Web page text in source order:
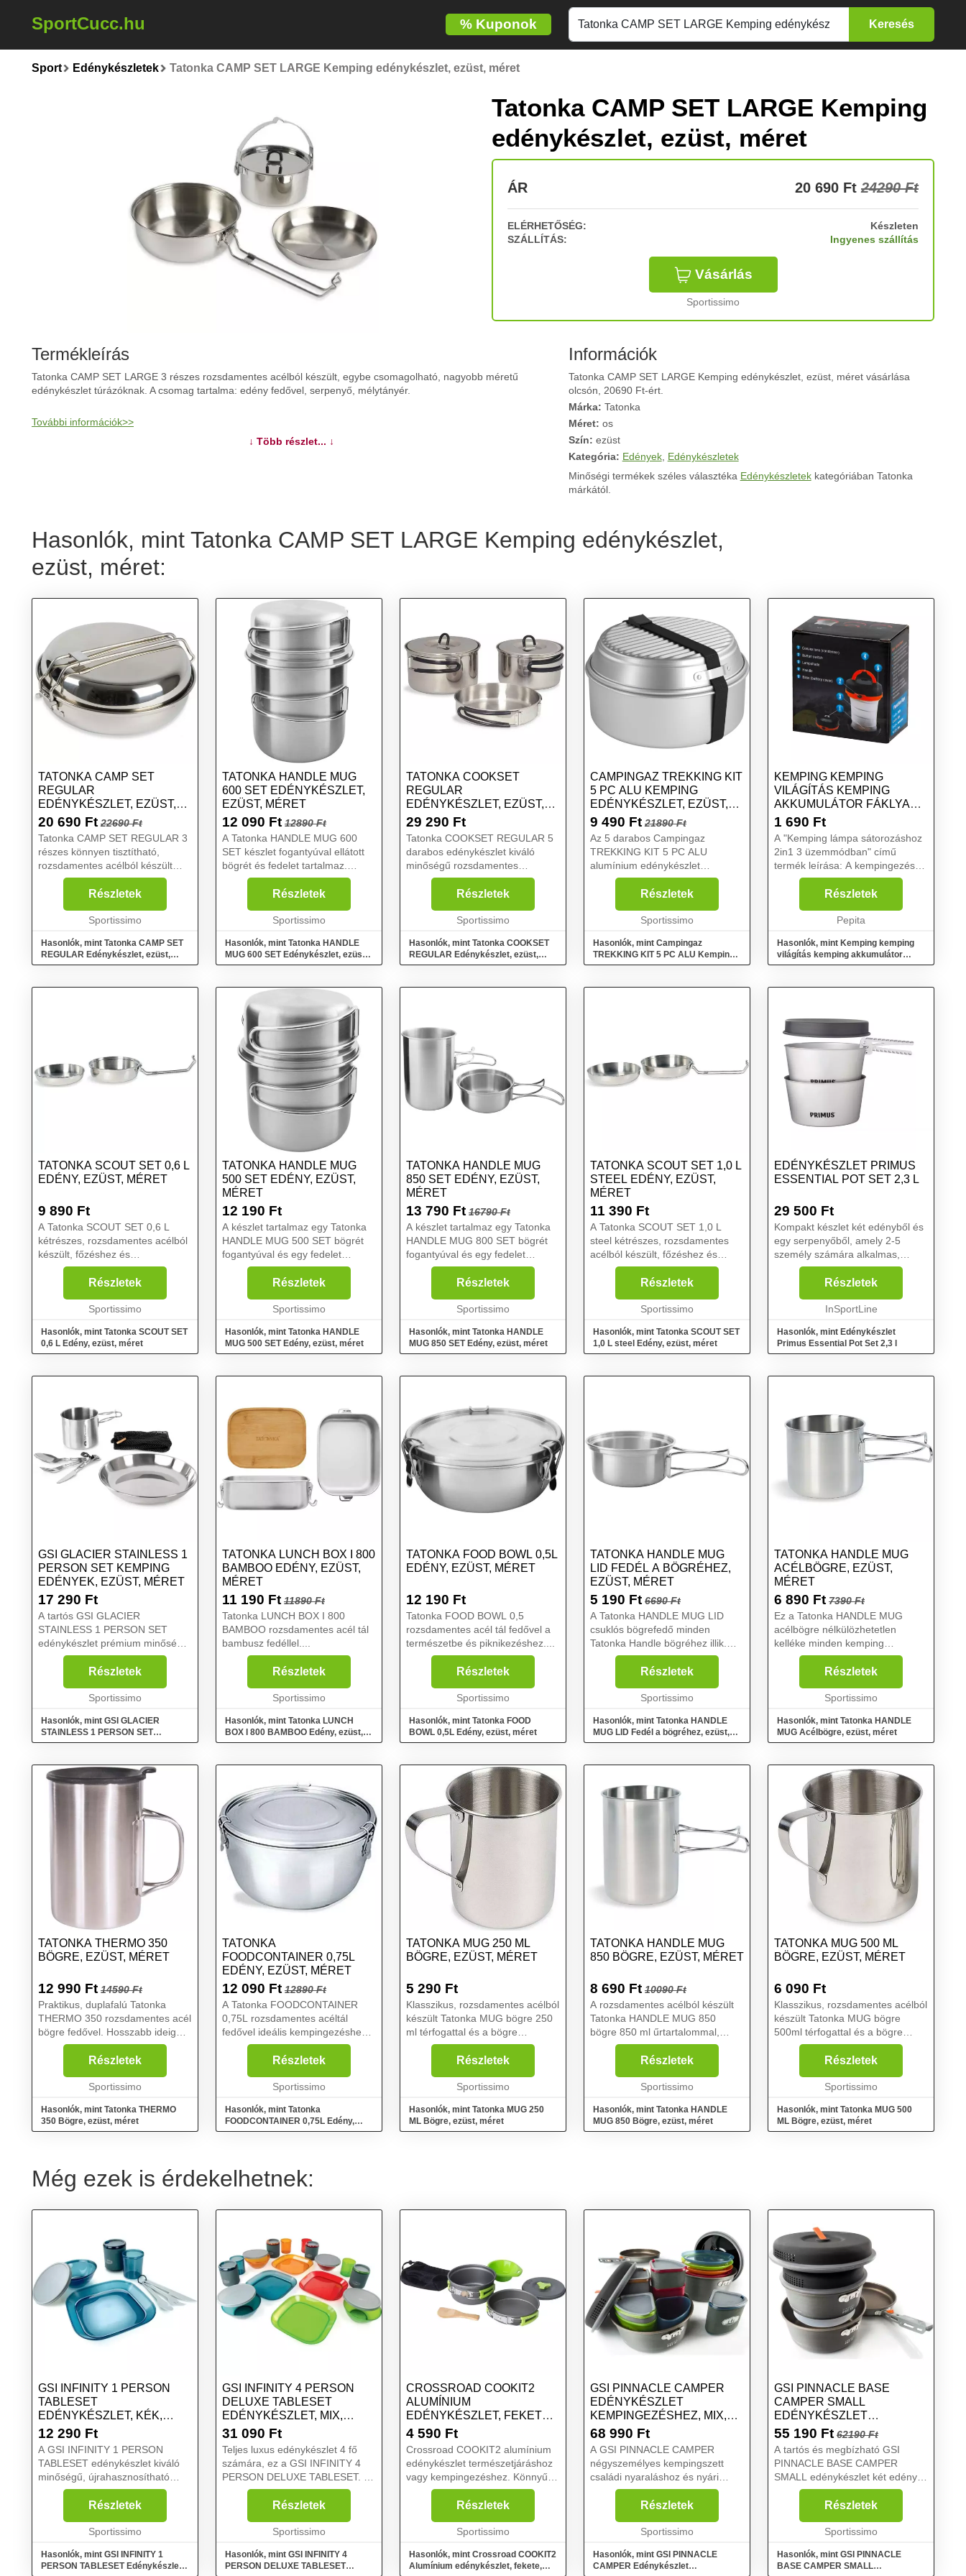
SportCucc.hu %Kuponok
Sport Edénykészletek Tatonka CAMP SET LARGE Kemping edénykészlet, ezüst, méret
Tatonka CAMP SET LARGE Kemping
edénykészlet, ezüst, méret
ÁR 20 690 Ft 24290 Ft
ELÉRHETŐSÉG:
Készleten
SZÁLLÍTÁS:
Ingyenes szállítás
Vásárlás
Sportissimo
Termékleírás
Tatonka CAMP SET LARGE 3 részes rozsdamentes acélból készült, egybe csomagolható, nagyobb méretű
edénykészlet túrázóknak. A csomag tartalma: edény fedővel, serpenyő, mélytányér.
További információk>>
↓ Több részlet... ↓
Információk
Tatonka CAMP SET LARGE Kemping edénykészlet, ezüst, méret vásárlása
olcsón, 20690 Ft-ért.
Márka: Tatonka
Méret: os
Szín: ezüst
Kategória: Edények, Edénykészletek
Minőségi termékek széles választéka Edénykészletekkategóriában Tatonka
márkától.
Hasonlók, mint Tatonka CAMP SET LARGE Kemping edénykészlet,
ezüst, méret:
TATONKA CAMP SET
REGULAR
EDÉNYKÉSZLET, EZÜST,
MÉRET
20 690 Ft 22690 Ft
Tatonka CAMP SET REGULAR 3
részes könnyen tisztítható,
rozsdamentes acélból készült
egybe csomagolható
edénykészlet túrázóknak. A
csomag tartalma: edény fedővel,
serpenyő, mélytányér....
Részletek
Sportissimo
Hasonlók, mint Tatonka CAMP SET
REGULAR Edénykészlet, ezüst,
méret
TATONKA HANDLE MUG
600 SET EDÉNYKÉSZLET,
EZÜST, MÉRET
12 090 Ft 12890 Ft
A Tatonka HANDLE MUG 600
SET készlet fogantyúval ellátott
bögrét és fedelet tartalmaz.
Űrtartalom: 0,6 liter. Súly: 295
gramm. Anyag: rozsdamentes
acél 18/8....
Részletek
Sportissimo
Hasonlók, mint Tatonka HANDLE
MUG 600 SET Edénykészlet, ezüst,
méret
TATONKA COOKSET
REGULAR
EDÉNYKÉSZLET, EZÜST,
MÉRET
29 290 Ft
Tatonka COOKSET REGULAR 5
darabos edénykészlet kiváló
minőségű rozsdamentes
acélból....
Részletek
Sportissimo
Hasonlók, mint Tatonka COOKSET
REGULAR Edénykészlet, ezüst,
méret
CAMPINGAZ TREKKING KIT
5 PC ALU KEMPING
EDÉNYKÉSZLET, EZÜST,
MÉRET
9 490 Ft 21890 Ft
Az 5 darabos Campingaz
TREKKING KIT 5 PC ALU
alumínium edénykészlet
kempingezéshez alkalmas. Ez a
praktikus készlet két fazekat, egy
serpenyőt, egy fedelet, egy
fogantyút és egy hevedert
Részletek
Sportissimo
Hasonlók, mint Campingaz
TREKKING KIT 5 PC ALU Kemping
edénykészlet, ezüst, méret
KEMPING KEMPING
VILÁGÍTÁS KEMPING
AKKUMULÁTOR FÁKLYA
2IN1 3 ÜZEMMÓDOK
1 690 Ft
A "Kemping lámpa sátorozáshoz
2in1 3 üzemmódban" című
termék leírása: A kempingezés
izgalmas és nyugodt
tevékenység, de amikor
besötétedik, nehéz megtalálni a
sátrat. Ebben a helyzetben egy
Részletek
Pepita
Hasonlók, mint Kemping kemping
világítás kemping akkumulátor
fáklya 2in1 3 üzemmódok
TATONKA SCOUT SET 0,6 L
EDÉNY, EZÜST, MÉRET
9 890 Ft
A Tatonka SCOUT SET 0,6 L
kétrészes, rozsdamentes acélból
készült, főzéshez és
ételtároláshoz használható szett
egy tálként is használható fedeles
edényből áll....
Részletek
Sportissimo
Hasonlók, mint Tatonka SCOUT SET
0,6 L Edény, ezüst, méret
TATONKA HANDLE MUG
500 SET EDÉNY, EZÜST,
MÉRET
12 190 Ft
A készlet tartalmaz egy Tatonka
HANDLE MUG 500 SET bögrét
fogantyúval és egy fedelet
fogantyúval....
Részletek
Sportissimo
Hasonlók, mint Tatonka HANDLE
MUG 500 SET Edény, ezüst, méret
TATONKA HANDLE MUG
850 SET EDÉNY, EZÜST,
MÉRET
13 790 Ft 16790 Ft
A készlet tartalmaz egy Tatonka
HANDLE MUG 800 SET bögrét
fogantyúval és egy fedelet
fogantyúval....
Részletek
Sportissimo
Hasonlók, mint Tatonka HANDLE
MUG 850 SET Edény, ezüst, méret
TATONKA SCOUT SET 1,0 L
STEEL EDÉNY, EZÜST,
MÉRET
11 390 Ft
A Tatonka SCOUT SET 1,0 L
steel kétrészes, rozsdamentes
acélból készült, főzéshez és
ételtároláshoz használható szett
egy tálként is használható fedeles
edényből áll....
Részletek
Sportissimo
Hasonlók, mint Tatonka SCOUT SET
1,0 L steel Edény, ezüst, méret
EDÉNYKÉSZLET PRIMUS
ESSENTIAL POT SET 2,3 L
29 500 Ft
Kompakt készlet két edényből és
egy serpenyőből, amely 2-5
személy számára alkalmas,
kültéri használatra készült..
A Primus Essential Pot Set 2,3 l
edénykészlet két edényből és egy
serpenyőből áll, am...
Részletek
InSportLine
Hasonlók, mint Edénykészlet
Primus Essential Pot Set 2,3 l
GSI GLACIER STAINLESS 1
PERSON SET KEMPING
EDÉNYEK, EZÜST, MÉRET
17 290 Ft
A tartós GSI GLACIER
STAINLESS 1 PERSON SET
edénykészlet prémium minőségű
rozsdamentes acélból készült
mélytányért, evőeszközöket és
bögrét tartalmaz. További előnyei
közé tartozik, hogy
Részletek
Sportissimo
Hasonlók, mint GSI GLACIER
STAINLESS 1 PERSON SET
Kemping edények, ezüst, méret
TATONKA LUNCH BOX I 800
BAMBOO EDÉNY, EZÜST,
MÉRET
11 190 Ft 11890 Ft
Tatonka LUNCH BOX I 800
BAMBOO rozsdamentes acél tál
bambusz fedéllel....
Részletek
Sportissimo
Hasonlók, mint Tatonka LUNCH
BOX I 800 BAMBOO Edény, ezüst,
méret
TATONKA FOOD BOWL 0,5L
EDÉNY, EZÜST, MÉRET
12 190 Ft
Tatonka FOOD BOWL 0,5
rozsdamentes acél tál fedővel a
természetbe és piknikezéshez....
Részletek
Sportissimo
Hasonlók, mint Tatonka FOOD
BOWL 0,5L Edény, ezüst, méret
TATONKA HANDLE MUG
LID FEDÉL A BÖGRÉHEZ,
EZÜST, MÉRET
5 190 Ft 6690 Ft
A Tatonka HANDLE MUG LID
csuklós bögrefedő minden
Tatonka Handle bögréhez illik.
Átmérője 11 cm, magassága 4,5
cm, így tükörtojásos
serpenyőként vagy mini
levesestálként is használható....
Részletek
Sportissimo
Hasonlók, mint Tatonka HANDLE
MUG LID Fedél a bögréhez, ezüst,
méret
TATONKA HANDLE MUG
ACÉLBÖGRE, EZÜST,
MÉRET
6 890 Ft 7390 Ft
Ez a Tatonka HANDLE MUG
acélbögre nélkülözhetetlen
kelléke minden kemping
felszerelésnek. Nem hiányozhat
ha több napos túrát tervez vagy a
hétvégi házba. Szimpla falú,
kihajtható fogantyúkkal és belső...
Részletek
Sportissimo
Hasonlók, mint Tatonka HANDLE
MUG Acélbögre, ezüst, méret
TATONKA THERMO 350
BÖGRE, EZÜST, MÉRET
12 990 Ft 14590 Ft
Praktikus, duplafalú Tatonka
THERMO 350 rozsdamentes acél
bögre fedővel. Hosszabb ideig
megőrzi az ital hőmérsékletét....
Részletek
Sportissimo
Hasonlók, mint Tatonka THERMO
350 Bögre, ezüst, méret
TATONKA
FOODCONTAINER 0,75L
EDÉNY, EZÜST, MÉRET
12 090 Ft 12890 Ft
A Tatonka FOODCONTAINER
0,75L rozsdamentes acéltál
fedővel ideális kempingezéshez
és túrázáshoz a hegyekben....
Részletek
Sportissimo
Hasonlók, mint Tatonka
FOODCONTAINER 0,75L Edény,
ezüst, méret
TATONKA MUG 250 ML
BÖGRE, EZÜST, MÉRET
5 290 Ft
Klasszikus, rozsdamentes acélból
készült Tatonka MUG bögre 250
ml térfogattal és a bögre
belsejében térfogatskálával. Az
egyfalú Mug S bögre könnyű és
szilárd. Tökéletes
kempingezéshez, túrázáshoz
Részletek
Sportissimo
Hasonlók, mint Tatonka MUG 250
ML Bögre, ezüst, méret
TATONKA HANDLE MUG
850 BÖGRE, EZÜST, MÉRET
8 690 Ft 10090 Ft
A rozsdamentes acélból készült
Tatonka HANDLE MUG 850
bögre 850 ml űrtartalommal,
lehajtható fogantyúval és belső
oldalán térfogatskálával
rendelkezik. Nagyon népszerű a
csomagolástechnikai szakértők ...
Részletek
Sportissimo
Hasonlók, mint Tatonka HANDLE
MUG 850 Bögre, ezüst, méret
TATONKA MUG 500 ML
BÖGRE, EZÜST, MÉRET
6 090 Ft
Klasszikus, rozsdamentes acélból
készült Tatonka MUG bögre
500ml térfogattal és a bögre
belsejében térfogatskálával. Az
egyfalú Mug bögre könnyű és
szilárd. Tökéletes
kempingezéshez, túrázáshoz
Részletek
Sportissimo
Hasonlók, mint Tatonka MUG 500
ML Bögre, ezüst, méret
Még ezek is érdekelhetnek:
GSI INFINITY 1 PERSON
TABLESET
EDÉNYKÉSZLET, KÉK,
MÉRET
12 290 Ft
A GSI INFINITY 1 PERSON
TABLESET edénykészlet kiváló
minőségű, újrahasznosítható
Infinity műanyagból készült. Kis
súlyt és hosszú élettartamot
kínál....
Részletek
Sportissimo
Hasonlók, mint GSI INFINITY 1
PERSON TABLESET Edénykészlet,
GSI INFINITY 4 PERSON
DELUXE TABLESET
EDÉNYKÉSZLET, MIX,
MÉRET
31 090 Ft
Teljes luxus edénykészlet 4 fő
számára, ez a GSI INFINITY 4
PERSON DELUXE TABLESET. A
készlet fedeles tálakat, szigetelt
bögréket, poharakat, nagy
tányérokat tartalmaz, mindezt
hálós csomagolásban. Mi...
Részletek
Sportissimo
Hasonlók, mint GSI INFINITY 4
PERSON DELUXE TABLESET
CROSSROAD COOKIT2
ALUMÍNIUM
EDÉNYKÉSZLET, FEKETE,
MÉRET
4 590 Ft
Crossroad COOKIT2 alumínium
edénykészlet természetjáráshoz
vagy kempingezéshez. Könnyű,
kompakt kialakításának
köszönhetően nem foglal sok
helyet hátizsákodban. Ezzel a
készlettel a főzés gyerekjáték ...
Részletek
Sportissimo
Hasonlók, mint Crossroad COOKIT2
Alumínium edénykészlet, fekete,
GSI PINNACLE CAMPER
EDÉNYKÉSZLET
KEMPINGEZÉSHEZ, MIX,
MÉRET
68 990 Ft
A GSI PINNACLE CAMPER
négyszemélyes kempingszett
családi nyaraláshoz és nyári
sátrazáshoz. A Pinnacle
felületkezelés kiváló hőelosztást,
fokozott kopásállóságot és a
klasszikus teflonhoz képest 25%-
Részletek
Sportissimo
Hasonlók, mint GSI PINNACLE
CAMPER Edénykészlet
GSI PINNACLE BASE
CAMPER SMALL
EDÉNYKÉSZLET
KEMPINGEZÉSHEZ,
55 190 Ft 62190 Ft
A tartós és megbízható GSI
PINNACLE BASE CAMPER
SMALL edénykészlet két edényt,
egy fedelet, egy serpenyőt, egy
műanyag vágódeszkát és egy
tárolót kínál, amely egyben
mosogatóedényként is szolgál. A
Részletek
Sportissimo
Hasonlók, mint GSI PINNACLE
BASE CAMPER SMALL